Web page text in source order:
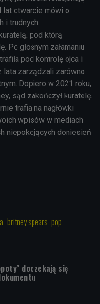
lat otwarcie mówi o
i trudnych
pod którą
Po głośnym załamaniu
pod kontrolę ojca i
lata zarządzali zarówno
Dopiero w 2021 roku,
sąd zakończył kuratelę.
trafia na nagłówki
wpisów w mediach
niepokojących doniesień
britney spears pop
doczekają się